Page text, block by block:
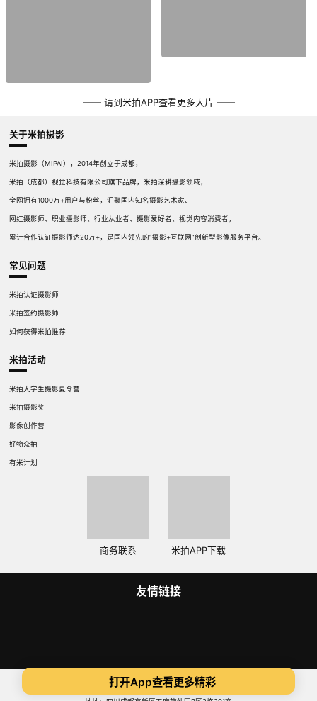
—— 请到米拍APP查看更多大片 ——
打开App查看更多精彩
关于米拍摄影
米拍摄影（MIPAI），2014年创立于成都，
米拍（成都）视觉科技有限公司旗下品牌，米拍深耕摄影领域，
全网拥有1000万+用户与粉丝，汇聚国内知名摄影艺术家、
网红摄影师、职业摄影师、行业从业者、摄影爱好者、视觉内容消费者，
累计合作认证摄影师达20万+，是国内领先的“摄影+互联网”创新型影像服务平台。
常见问题
米拍认证摄影师
米拍签约摄影师
如何获得米拍推荐
米拍活动
米拍大学生摄影夏令营
米拍摄影奖
影像创作营
好物众拍
有米计划
商务联系 米拍APP下载
友情链接
Copyright 2014-2025 米拍（成都）视觉科技有限公司 版权所有
蜀ICP备14015734号
ICP证:川B2-20180306